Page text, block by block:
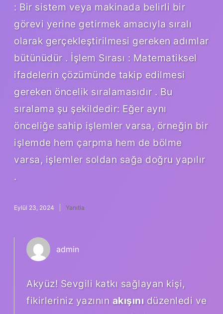
: Bir sistem veya makinada belirli bir
görevi yerine getirmek amacıyla sıralı
olarak gerçekleştirilmesi gereken adımlar
bütünüdür . İşlem Sırası : Matematiksel
ifadelerin çözümünde takip edilmesi
gereken öncelik sıralamasıdır . Bu
sıralama şu şekildedir: Eğer aynı
önceliğe sahip işlemler varsa, örneğin bir
işlemde hem çarpma hem de bölme
varsa, işlemler soldan sağa doğru yapılır
.
Eylül 23, 2024 Yanıtla
admin
Akyüz! Sevgili katkı sağlayan kişi,
fikirleriniz yazının akışınıdüzenledi ve